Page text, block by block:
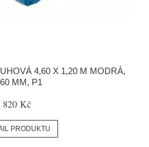
4,60 X 1,20 M MODRÁ,
MM, P1
820 Kč
PRODUKTU